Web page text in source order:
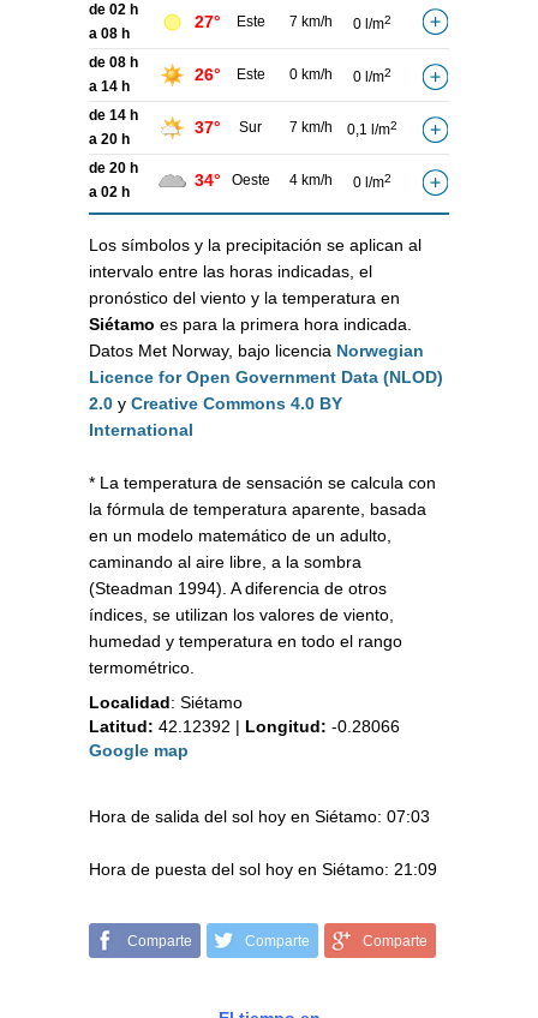
de 02 h
a 08 h
27° Este 7 km/h 0 l/m2
de 08 h
a 14 h
26° Este 0 km/h 0 l/m2
de 14 h
a 20 h
37° Sur 7 km/h 0,1 l/m2
de 20 h
a 02 h
34° Oeste 4 km/h 0 l/m2
Los símbolos y la precipitación se aplican al
intervalo entre las horas indicadas, el
pronóstico del viento y la temperatura en
Siétamo es para la primera hora indicada.
Datos Met Norway, bajo licencia Norwegian
Licence for Open Government Data (NLOD)
2.0 y Creative Commons 4.0 BY
International
* La temperatura de sensación se calcula con
la fórmula de temperatura aparente, basada
en un modelo matemático de un adulto,
caminando al aire libre, a la sombra
(Steadman 1994). A diferencia de otros
índices, se utilizan los valores de viento,
humedad y temperatura en todo el rango
termométrico.
Localidad: Siétamo
Latitud: 42.12392 | Longitud: -0.28066
Google map
Hora de salida del sol hoy en Siétamo: 07:03
Hora de puesta del sol hoy en Siétamo: 21:09
Comparte Comparte Comparte